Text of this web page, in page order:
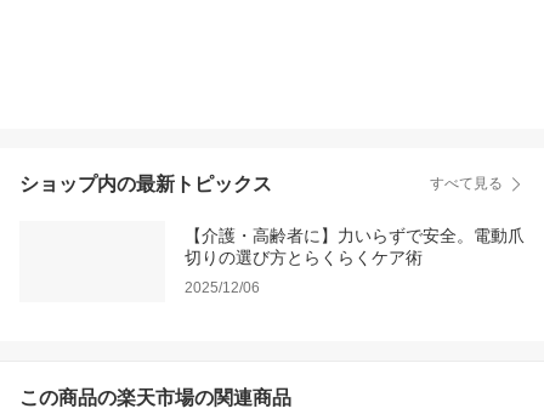
ショップ内の最新トピックス すべて見る
【介護・高齢者に】力いらずで安全。電動爪
切りの選び方とらくらくケア術
2025/12/06
この商品の楽天市場の関連商品